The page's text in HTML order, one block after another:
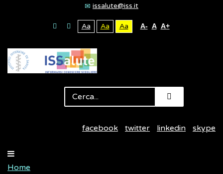
issalute@iss.it
Aa Aa Aa A- A A+
facebook twitter linkedin skype
Home